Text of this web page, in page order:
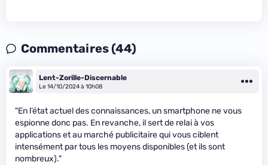
Commentaires (44)
Lent-Zorille-Discernable
Le 14/10/2024 à 10h08
"En l’état actuel des connaissances, un smartphone ne vous
espionne donc pas. En revanche, il sert de relai à vos
applications et au marché publicitaire qui vous ciblent
intensément par tous les moyens disponibles (et ils sont
nombreux)."